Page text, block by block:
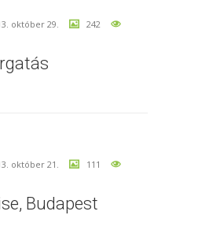
október 29.
242
október 21.
111
Budapest